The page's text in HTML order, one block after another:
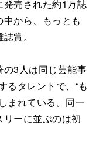
売された約1万誌
から、もっとも
賞。
3人は同じ芸能事
るタレントで、“も
まれている。同一
ーに並ぶのは初